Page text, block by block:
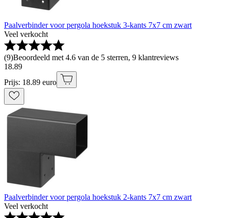
Paalverbinder voor pergola hoekstuk 3-kants 7x7 cm zwart
Veel verkocht
(9)Beoordeeld met 4.6 van de 5 sterren, 9 klantreviews
18.89
Prijs: 18.89 euro
Paalverbinder voor pergola hoekstuk 2-kants 7x7 cm zwart
Veel verkocht